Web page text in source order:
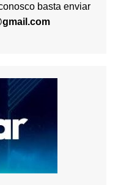
basta enviar